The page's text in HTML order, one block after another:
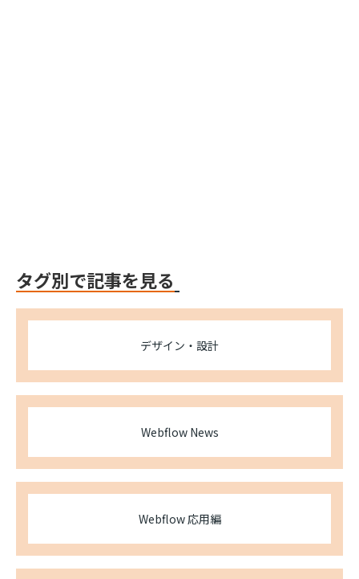
タグ別で記事を見る
デザイン・設計
Webflow News
Webflow 応用編